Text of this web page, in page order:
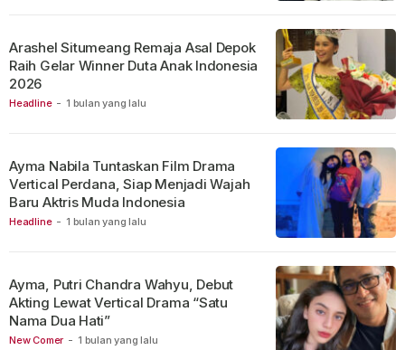
Headline - 1 bulan yang lalu
Arashel Situmeang Remaja Asal Depok
Raih Gelar Winner Duta Anak Indonesia
2026
Headline - 1 bulan yang lalu
Ayma Nabila Tuntaskan Film Drama
Vertical Perdana, Siap Menjadi Wajah
Baru Aktris Muda Indonesia
New Comer - 1 bulan yang lalu
Ayma, Putri Chandra Wahyu, Debut
Akting Lewat Vertical Drama “Satu
Nama Dua Hati”